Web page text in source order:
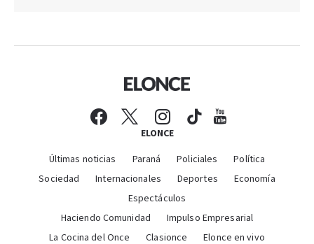
ELONCE
Últimas noticias Paraná Policiales
Política
Sociedad
Internacionales Deportes
Economía
Espectáculos
Haciendo Comunidad
Impulso Empresarial
La Cocina del Once
Clasionce Elonce en vivo